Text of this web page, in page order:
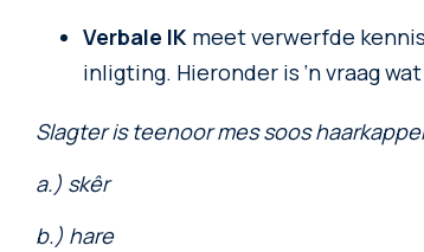
Verbale IK meet verwerfde
inligting. Hieronder is ‘n vraag
Slagter is teenoor mes soos
a.) skêr
b.) hare